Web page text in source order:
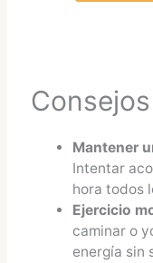
Mantener
Intentar
hora todos
Ejercicio
caminar o
energía sin